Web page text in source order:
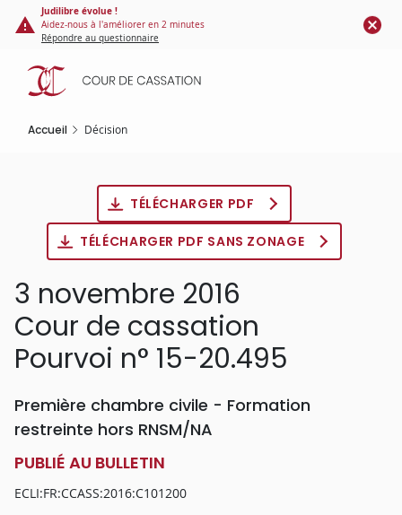
Panneau de gestion des cookies
contenu
principal
Judilibre évolue !
Aidez-nous à l'améliorer en 2 minutes
Répondre au questionnaire
Accueil Décision
TÉLÉCHARGER PDF
TÉLÉCHARGER PDF SANS ZONAGE
3 novembre 2016
Cour de cassation
Pourvoi n° 15-20.495
Première chambre civile - Formation
restreinte hors RNSM/NA
PUBLIÉ AU BULLETIN
ECLI:FR:CCASS:2016:C101200